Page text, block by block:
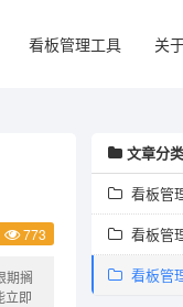
看板管理工具 关
773
期搁
立即
文章分类
看板管
看板管
看板管